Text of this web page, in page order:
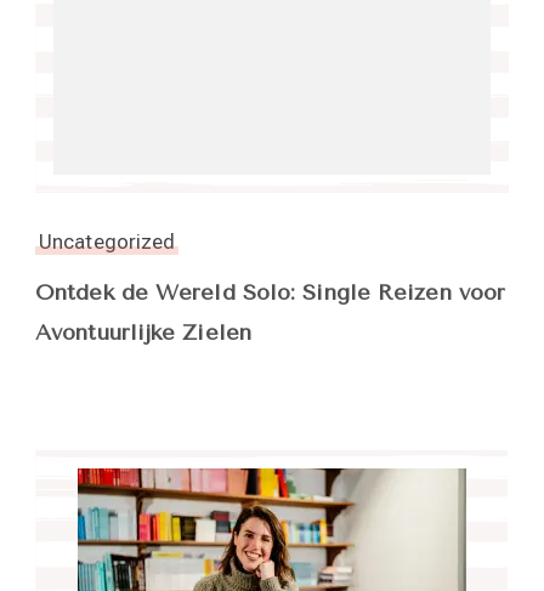
Uncategorized
Ontdek de Wereld Solo: Single Reizen voor
Avontuurlijke Zielen